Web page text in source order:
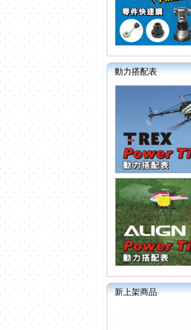
動力搭配表
新上架商品